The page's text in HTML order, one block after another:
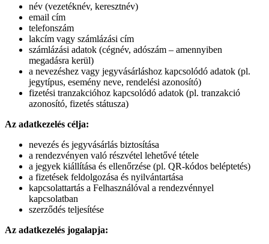
név (vezetéknév, keresztnév)
email cím
telefonszám
lakcím vagy számlázási cím
számlázási adatok (cégnév, adószám – amennyiben
megadásra kerül)
a nevezéshez vagy jegyvásárláshoz kapcsolódó adatok (pl.
jegytípus, esemény neve, rendelési azonosító)
fizetési tranzakcióhoz kapcsolódó adatok (pl. tranzakció
azonosító, fizetés státusza)
Az adatkezelés célja:
nevezés és jegyvásárlás biztosítása
a rendezvényen való részvétel lehetővé tétele
a jegyek kiállítása és ellenőrzése (pl. QR-kódos beléptetés)
a fizetések feldolgozása és nyilvántartása
kapcsolattartás a Felhasználóval a rendezvénnyel
kapcsolatban
szerződés teljesítése
Az adatkezelés jogalapja: